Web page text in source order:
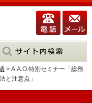
> A.A.O.特別セミナー「総務
と注意点」